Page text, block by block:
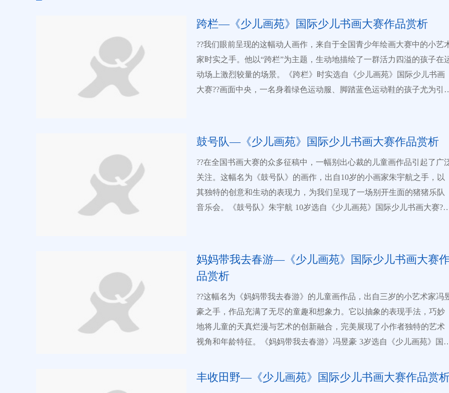
线提交电子版作品以及相关信息。 4.相关费用 （一）参赛费用 大陆地区
集体组织每幅作品交纳参赛费用50元人民币（个人参赛每幅作品交纳参
赛费用80元人民币），海外参赛每幅作品交纳参赛费用50美元（含港澳
台地区）。（此费用包含国、内外邮资，评审费，证书、奖牌、网页制
作等费用） （二）延伸服务费用 凡参赛的单位和个人在提交作品时，可
年1月31日 之前分两批截稿（包裹邮寄以当地邮戳为准），所有参赛的单
位和个人，须在截稿日期前完成作品提交，评奖结果将于作品提交后的
两个月内公布。 （二）赛事分中学组（13~16岁）、小学组（7~12
岁）、幼儿组（3~6岁）按年龄段评奖。 （三）评分标准: 绘画（总分10
分）：其中立意4.0分、色彩3.0分、造型3.0分； 书法（总分10分）：其
中字体架构3.0分、笔画3.0分、美观3.0分、页面整洁1.0分。 （四）作品
设“作品个人奖”“组织辅导老师奖”和“组织单位奖”： （一）作品个人
奖：按最终平均积分和参赛总数量加权换算，大体设特别金奖5%、金奖
10%、银奖16%、铜奖24%、优秀奖若干；优秀奖将颁发证书，铜奖及以
上将颁发奖牌和证书；所有参赛的小作者可在线上自助打印证书，也可
根据自身需求订制奖品和服务。 （二）组织辅导老师奖：按组织辅导作
品的总得分加权换算，分别设： 特别奖 、一等奖 、二等奖 、三等奖 。
获奖老师届时均颁发证书，获特别奖的另颁发奖牌。 （三）组织单位
位” “百佳艺术名校”，届时颁发奖牌。 7.活动亮点 （一）行业领军：37
跨栏—《少儿画苑》国际少儿书画大赛作品赏析
??我们眼前呈现的这幅动人画作，来自于全国青少年绘画大赛中的小艺
家时实之手。他以“跨栏”为主题，生动地描绘了一群活力四溢的孩子在
动场上激烈较量的场景。《跨栏》时实选自《少儿画苑》国际少儿书画
大赛??画面中央，一名身着绿色运动服、脚踏蓝色运动鞋的孩子尤为引
着前方的栏架，奋力追赶。每个孩子的表情都刻画得如此逼真，那份对
运动的挚爱和投入，让人仿佛置身其中，能感受到他们身上散发出的热
情和活力。??在色彩运用上，时实小朋友更是大胆而巧妙。他运用了明
鲜艳的色块，如湛蓝的天空、火红的栏架等，营造出一种热烈欢快的氛
围。这些色彩的运用不仅使画面更加生动活泼，也准确地传达了运动带
给人们的快乐和激情。??另外，整幅画作在构图和线条处理上也表现出
示：儿童画参赛请点击中国少儿艺教网首页【《少儿画苑》全国青少年
绘画大赛】专题页面，按照提示提交作品。
鼓号队—《少儿画苑》国际少儿书画大赛作品赏析
??在全国书画大赛的众多征稿中，一幅别出心裁的儿童画作品引起了广
关注。这幅名为《鼓号队》的画作，出自10岁的小画家朱宇航之手，以
其独特的创意和生动的表现力，为我们呈现了一场别开生面的猪猪乐队
音乐会。《鼓号队》朱宇航 10岁选自《少儿画苑》国际少儿书画大赛??
其中，一只小猪用力地吹着号角，另一只则挥舞着鼓槌，激情地敲打着
鼓面，而第三只小猪则负责演奏着悠扬的弦乐。这三只小猪的形象生动
可爱，栩栩如生。??在画面的下方，一群小朋友成为了忠实的观众。他们
仰头望着舞台上的猪猪乐队，脸上洋溢着喜悦和兴奋的表情。有的小朋
友甚至随着音乐的节奏摇摆着身体，仿佛也被这欢乐的氛围所感染。这
些细节不仅丰富了画面的内容，也进一步增强了作品的感染力和互动
性。??色彩运用方面，朱宇航小朋友大胆地采用了红、蓝、绿、黄等多
觉冲击力，让人过目难忘。同时，这些色彩也寓意着儿童世界的丰富多
妈妈带我去春游—《少儿画苑》国际少儿书画大赛
品赏析
??这幅名为《妈妈带我去春游》的儿童画作品，出自三岁的小艺术家冯
豪之手，作品充满了无尽的童趣和想象力。它以抽象的表现手法，巧妙
地将儿童的天真烂漫与艺术的创新融合，完美展现了小作者独特的艺术
视角和年龄特征。《妈妈带我去春游》冯昱豪 3岁选自《少儿画苑》国
点。这只狮子仿佛是从童话世界中走来的，它的身体被涂满了各种鲜艳
丰收田野—《少儿画苑》国际少儿书画大赛作品赏